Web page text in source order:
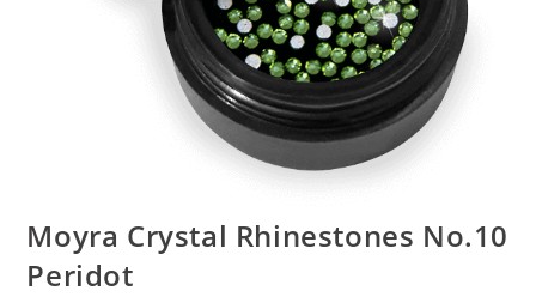
Moyra Crystal Rhinestones No.10
Peridot